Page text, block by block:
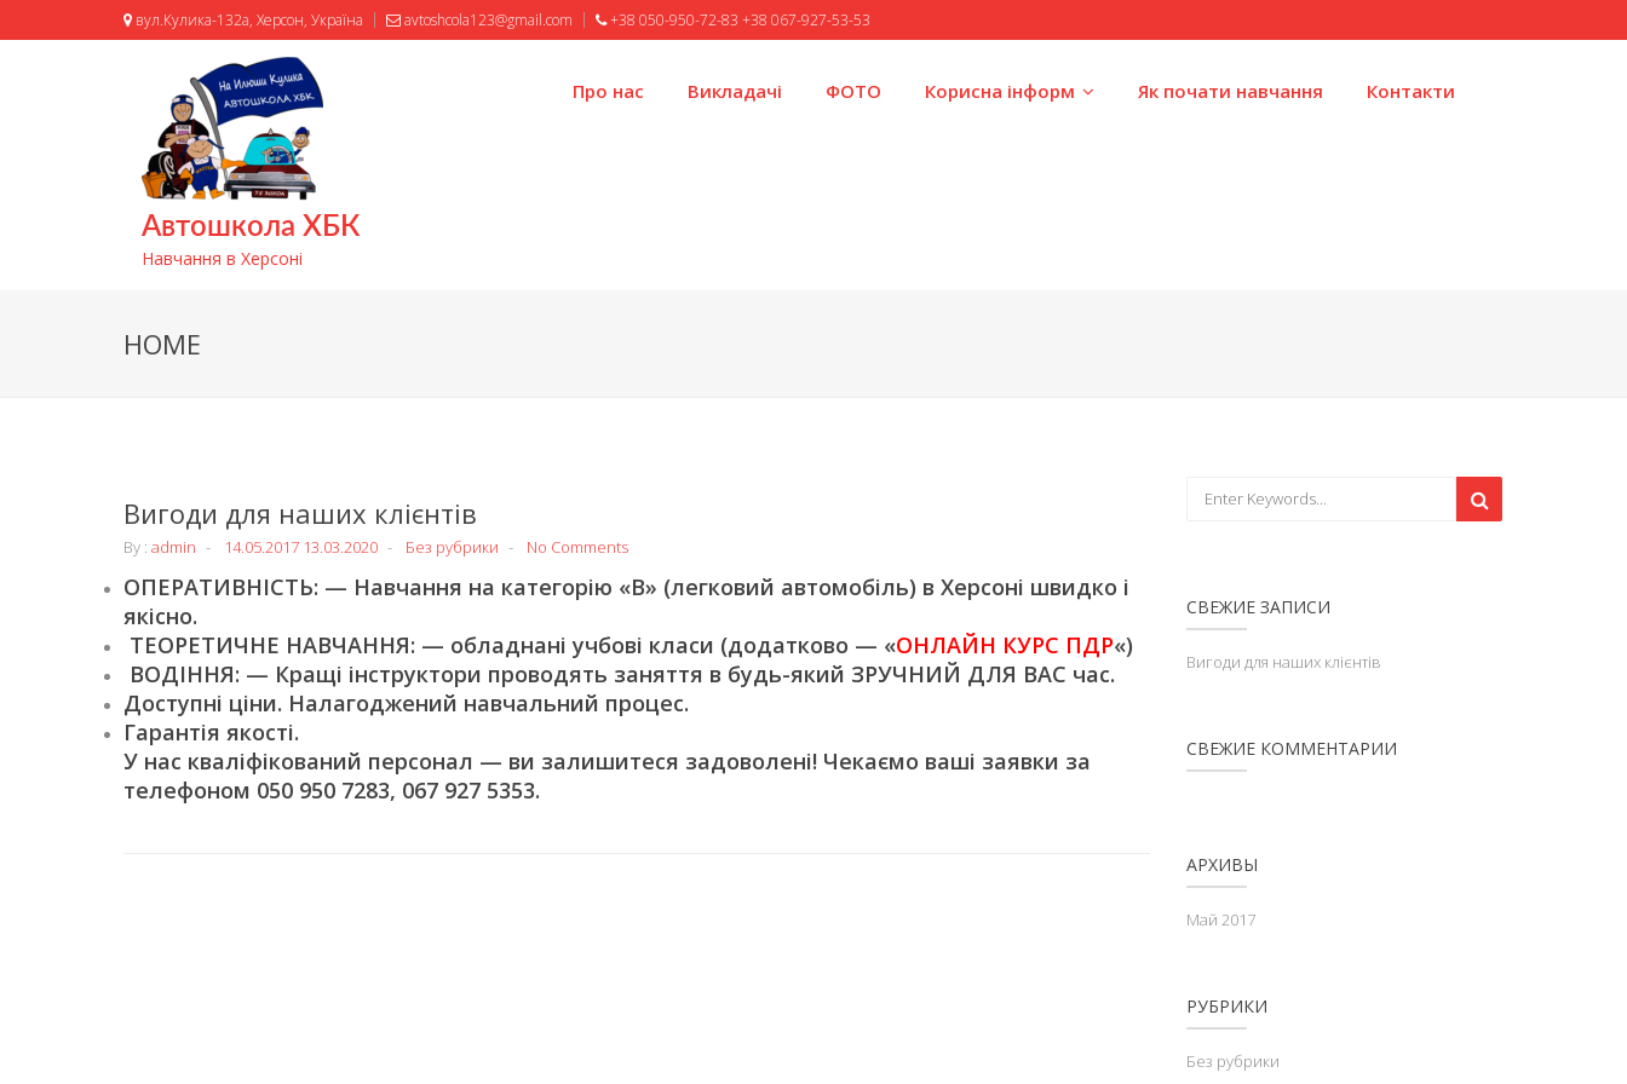
вул.Кулика-132а, Херсон, Україна avtoshcola123@gmail.com +38 050-950-72-83 +38 067-927-53-53
Автошкола ХБК
Навчання в Херсоні
Про нас Викладачі ФОТО Корисна інформ Як почати навчання Контакти
HOME
Вигоди для наших клієнтів
By : admin 14.05.2017 13.03.2020 Без рубрики No Comments
ОПЕРАТИВНІСТЬ: — Навчання на категорію «В» (легковий автомобіль) в Херсоні швидко і
якісно.
ТЕОРЕТИЧНЕ НАВЧАННЯ: — обладнані учбові класи (додатково — «ОНЛАЙН КУРС ПДР«)
ВОДІННЯ: — Кращі інструктори проводять заняття в будь-який ЗРУЧНИЙ ДЛЯ ВАС час.
Доступні ціни. Налагоджений навчальний процес.
Гарантія якості.
У нас кваліфікований персонал — ви залишитеся задоволені! Чекаємо ваші заявки за
телефоном 050 950 7283, 067 927 5353.
СВЕЖИЕ ЗАПИСИ
Вигоди для наших клієнтів
СВЕЖИЕ КОММЕНТАРИИ
АРХИВЫ
Май 2017
РУБРИКИ
Без рубрики